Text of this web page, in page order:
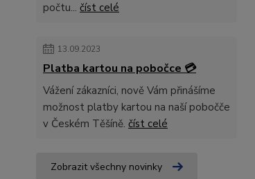
počtu... číst celé
13.09.2023
Platba kartou na pobočce 💳
Vážení zákazníci, nově Vám přinášíme
možnost platby kartou na naší pobočče
v Českém Těšíně. číst celé
Zobrazit všechny novinky